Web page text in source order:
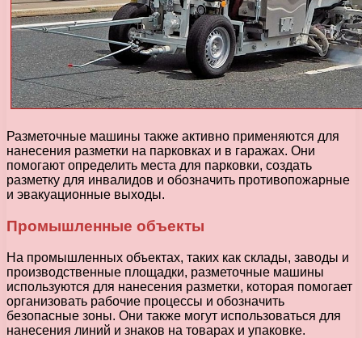
Разметочные машины также активно применяются для
нанесения разметки на парковках и в гаражах. Они
помогают определить места для парковки, создать
разметку для инвалидов и обозначить противопожарные
и эвакуационные выходы.
Промышленные объекты
На промышленных объектах, таких как склады, заводы и
производственные площадки, разметочные машины
используются для нанесения разметки, которая помогает
организовать рабочие процессы и обозначить
безопасные зоны. Они также могут использоваться для
нанесения линий и знаков на товарах и упаковке.